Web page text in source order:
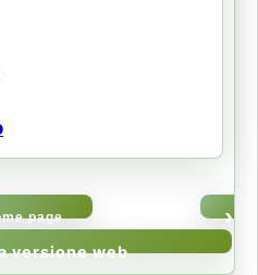
›
page
versione web